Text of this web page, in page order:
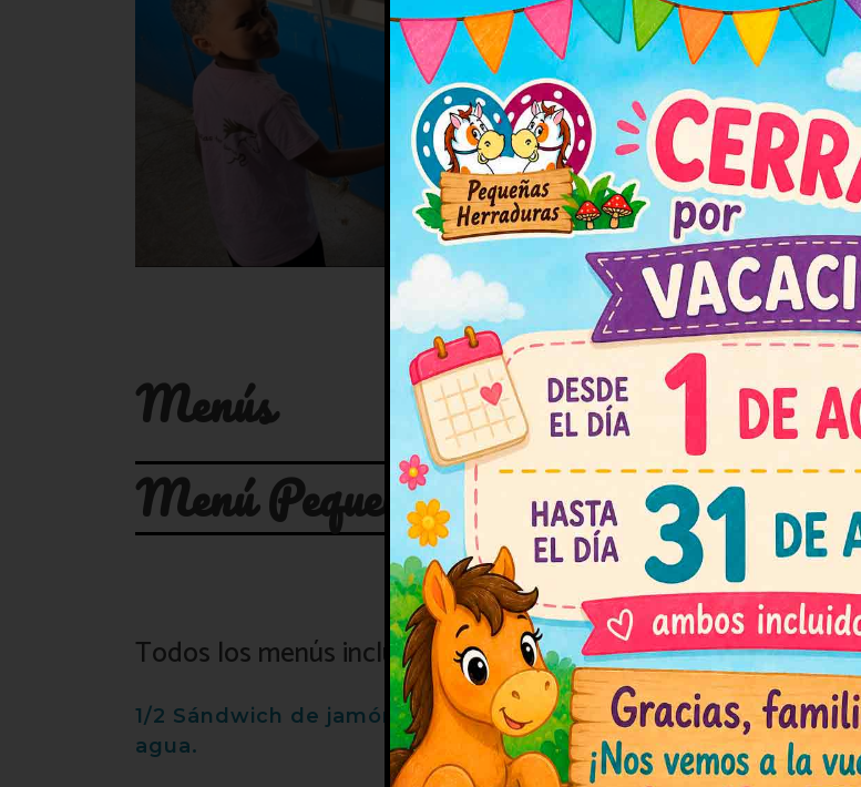
dicha
caballo
cuadras,
restante
tarta y
Si deseas
en
Menús
Menú Pequeñas Herraduras para
Todos los menús incluyen
1/2 Sándwich de jamón y queso o nocilla + perrito. Patatas
agua.